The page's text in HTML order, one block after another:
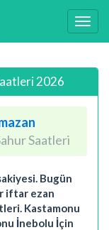
2026
Saatleri
Bugün
iftar ezan
Kastamonu
İnebolu İçin